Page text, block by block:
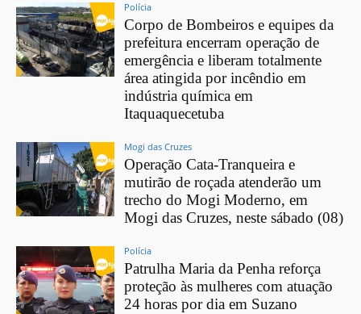
Polícia
Corpo de Bombeiros e equipes da
prefeitura encerram operação de
emergência e liberam totalmente
área atingida por incêndio em
indústria química em
Itaquaquecetuba
Mogi das Cruzes
Operação Cata-Tranqueira e
mutirão de roçada atenderão um
trecho do Mogi Moderno, em
Mogi das Cruzes, neste sábado (08)
Polícia
Patrulha Maria da Penha reforça
proteção às mulheres com atuação
24 horas por dia em Suzano